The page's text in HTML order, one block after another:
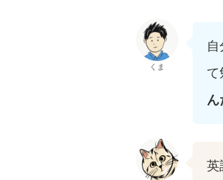
くま
て
英